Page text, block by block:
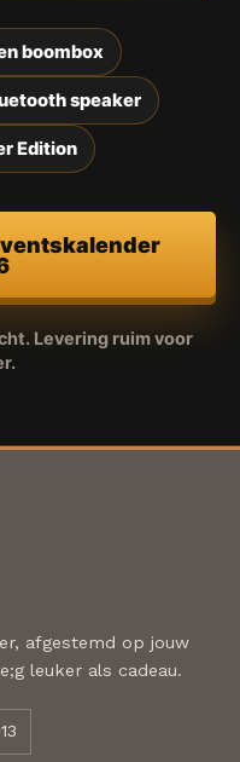
boombox
speaker
Edition
Levering ruim voor
afgestemd op jouw
leuker als cadeau.